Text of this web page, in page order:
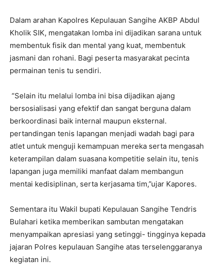
Dalam arahan Kapolres Kepulauan Sangihe AKBP Abdul
Kholik SIK, mengatakan lomba ini dijadikan sarana untuk
membentuk fisik dan mental yang kuat, membentuk
jasmani dan rohani. Bagi peserta masyarakat pecinta
permainan tenis tu sendiri.
“Selain itu melalui lomba ini bisa dijadikan ajang
bersosialisasi yang efektif dan sangat berguna dalam
berkoordinasi baik internal maupun eksternal.
pertandingan tenis lapangan menjadi wadah bagi para
atlet untuk menguji kemampuan mereka serta mengasah
keterampilan dalam suasana kompetitie selain itu, tenis
lapangan juga memiliki manfaat dalam membangun
mentai kedisiplinan, serta kerjasama tim,”ujar Kapores.
Sementara itu Wakil bupati Kepulauan Sangihe Tendris
Bulahari ketika memberikan sambutan mengatakan
menyampaikan apresiasi yang setinggi- tingginya kepada
jajaran Polres kepulauan Sangihe atas terselenggaranya
kegiatan ini.